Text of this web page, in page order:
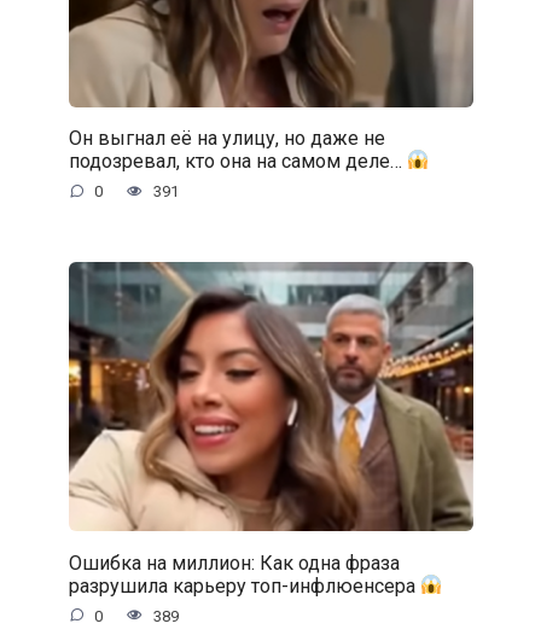
Он выгнал её на улицу, но даже не
подозревал, кто она на самом деле…
0 391
Ошибка на миллион: Как одна фраза
разрушила карьеру топ-инфлюенсера
0 389